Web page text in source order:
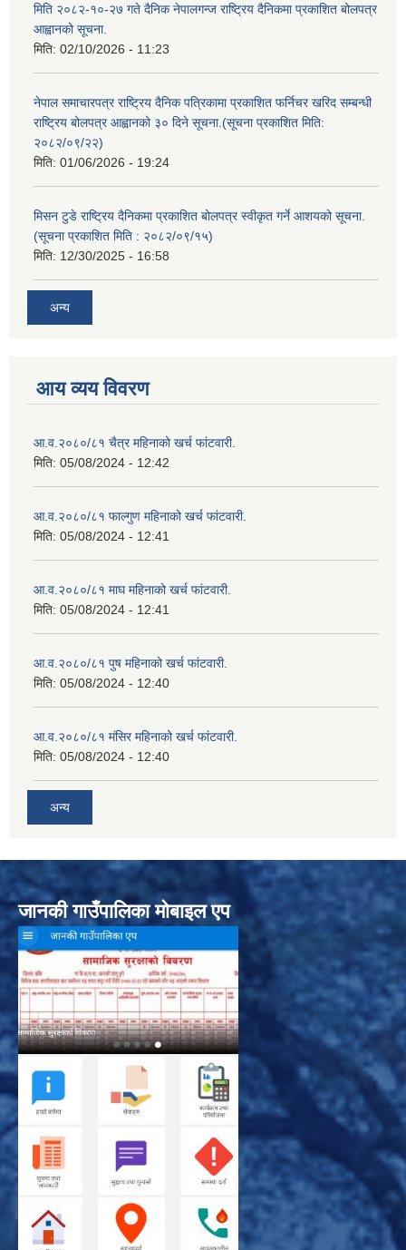
मिति २०८२-१०-२७ गते दैनिक नेपालगन्ज राष्ट्रिय दैनिकमा प्रकाशित बोलपत्र
आह्वानको सूचना.
मिति: 02/10/2026 - 11:23
नेपाल समाचारपत्र राष्ट्रिय दैनिक पत्रिकामा प्रकाशित फर्निचर खरिद सम्बन्धी
राष्ट्रिय बोलपत्र आह्वानको ३० दिने सूचना.(सूचना प्रकाशित मिति:
२०८२/०९/२२)
मिति: 01/06/2026 - 19:24
मिसन टुडे राष्ट्रिय दैनिकमा प्रकाशित बोलपत्र स्वीकृत गर्ने आशयको सूचना.
(सूचना प्रकाशित मिति : २०८२/०९/१५)
मिति: 12/30/2025 - 16:58
अन्य
आय व्यय विवरण
आ.व.२०८०/८१ चैत्र महिनाको खर्च फांटवारी.
मिति: 05/08/2024 - 12:42
आ.व.२०८०/८१ फाल्गुण महिनाको खर्च फांटवारी.
मिति: 05/08/2024 - 12:41
आ.व.२०८०/८१ माघ महिनाको खर्च फांटवारी.
मिति: 05/08/2024 - 12:41
आ.व.२०८०/८१ पुष महिनाको खर्च फांटवारी.
मिति: 05/08/2024 - 12:40
आ.व.२०८०/८१ मंसिर महिनाको खर्च फांटवारी.
मिति: 05/08/2024 - 12:40
अन्य
जानकी गाउँपालिका मोबाइल एप